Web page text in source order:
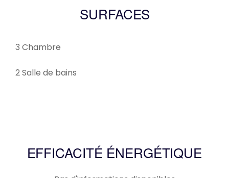
SURFACES
3 Chambre
2 Salle de bains
EFFICACITÉ ÉNERGÉTIQUE